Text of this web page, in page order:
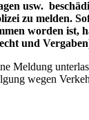
usw.
zu melden.
worden ist,
und
Meldung
wegen